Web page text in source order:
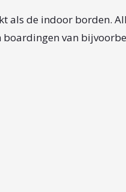
als de indoor borden.
van